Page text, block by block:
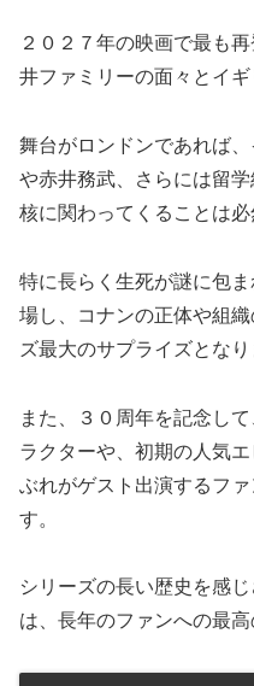
２０２７年の映画で最も
井ファミリーの面々とイ
舞台がロンドンであれば
や赤井務武、さらには留
核に関わってくることは必
特に長らく生死が謎に包
場し、コナンの正体や組
ズ最大のサプライズとなり
また、３０周年を記念し
ラクターや、初期の人気
ぶれがゲスト出演するフ
す。
シリーズの長い歴史を感
は、長年のファンへの最